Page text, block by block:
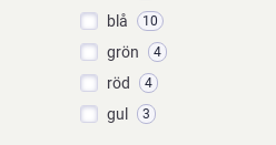
blå 10
grön 4
röd 4
gul 3